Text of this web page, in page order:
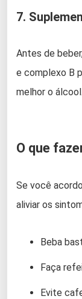
7.
Antes de
e complexo B
melhor o álcool.
O que
Se você
aliviar os
Beba
Faça
Evite